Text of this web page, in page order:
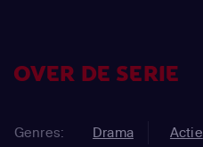
OVER DE SERIE
Genres: Drama Actie